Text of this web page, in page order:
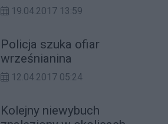
19.04.2017 13:59
Policja szuka ofiar
wrześnianina
12.04.2017 05:24
Kolejny niewybuch